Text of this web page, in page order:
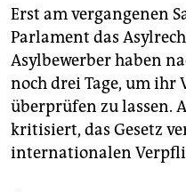
Erst am vergangenen
Parlament das
Asylbewerber haben
noch drei Tage, um
überprüfen zu lassen.
kritisiert, das Gesetz
internationalen